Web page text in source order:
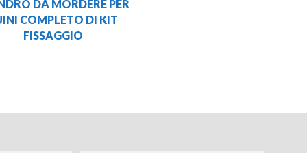
DA MORDERE PER
COMPLETO DI KIT
FISSAGGIO